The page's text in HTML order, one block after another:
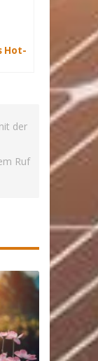
Hot-
der
Ruf